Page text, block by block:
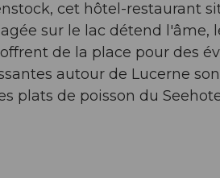
cet hôtel-restaurant
sur le lac détend
de la place pour des
autour de Lucerne
plats de poisson du